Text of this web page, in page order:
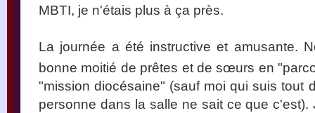
MBTI, je n'étais plus à ça près.
La journée a été instructive et amusante.
bonne moitié de prêtes et de sœurs en
"mission diocésaine" (sauf moi qui suis tout
personne dans la salle ne sait ce que